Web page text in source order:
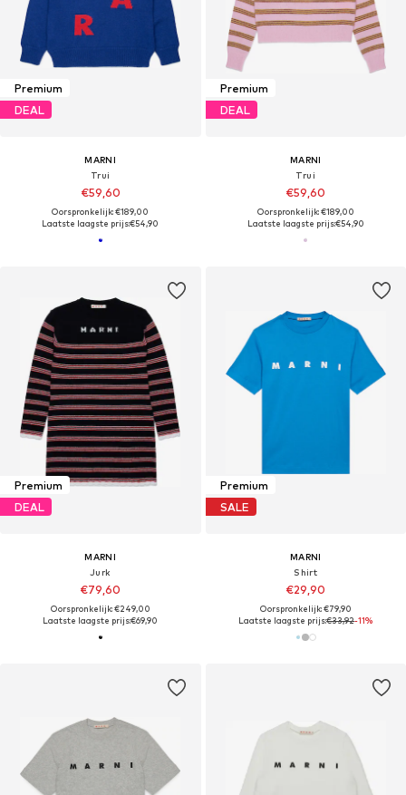
Premium
DEAL
MARNI
Trui
€59,60
Oorspronkelijk: €189,00
Laatste laagste prijs:€54,90
Premium
DEAL
MARNI
Trui
€59,60
Oorspronkelijk: €189,00
Laatste laagste prijs:€54,90
Premium
DEAL
MARNI
Jurk
€79,60
Oorspronkelijk: €249,00
Laatste laagste prijs:€69,90
Premium
SALE
MARNI
Shirt
€29,90
Oorspronkelijk: €79,90
Laatste laagste prijs:€33,92-11%